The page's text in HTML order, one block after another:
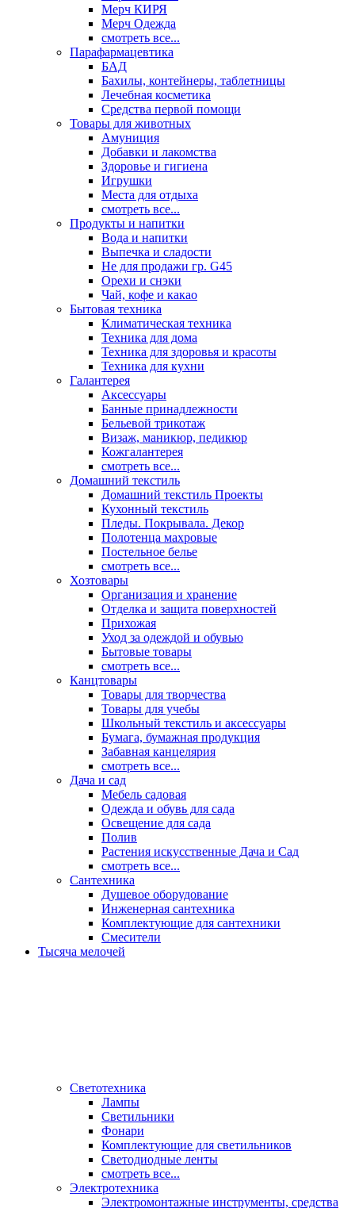
Мерч КИРЯ
Мерч Одежда
смотреть все...
Парафармацевтика
БАД
Бахилы, контейнеры, таблетницы
Лечебная косметика
Средства первой помощи
Товары для животных
Амуниция
Добавки и лакомства
Здоровье и гигиена
Игрушки
Места для отдыха
смотреть все...
Продукты и напитки
Вода и напитки
Выпечка и сладости
Не для продажи гр. G45
Орехи и снэки
Чай, кофе и какао
Бытовая техника
Климатическая техника
Техника для дома
Техника для здоровья и красоты
Техника для кухни
Галантерея
Аксессуары
Банные принадлежности
Бельевой трикотаж
Визаж, маникюр, педикюр
Кожгалантерея
смотреть все...
Домашний текстиль
Домашний текстиль Проекты
Кухонный текстиль
Пледы. Покрывала. Декор
Полотенца махровые
Постельное белье
смотреть все...
Хозтовары
Организация и хранение
Отделка и защита поверхностей
Прихожая
Уход за одеждой и обувью
Бытовые товары
смотреть все...
Канцтовары
Товары для творчества
Товары для учебы
Школьный текстиль и аксессуары
Бумага, бумажная продукция
Забавная канцелярия
смотреть все...
Дача и сад
Мебель садовая
Одежда и обувь для сада
Освещение для сада
Полив
Растения искусственные Дача и Сад
смотреть все...
Сантехника
Душевое оборудование
Инженерная сантехника
Комплектующие для сантехники
Смесители
Тысяча мелочей
Светотехника
Лампы
Светильники
Фонари
Комплектующие для светильников
Светодиодные ленты
смотреть все...
Электротехника
Электромонтажные инструменты, средства